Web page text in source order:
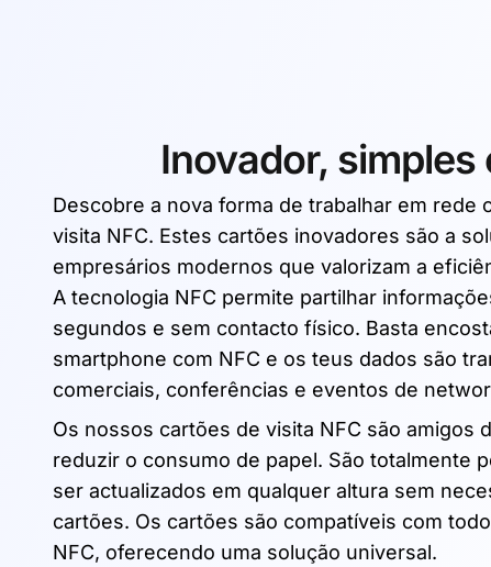
Inovador, simples
Descobre a nova forma de trabalhar em rede
visita NFC. Estes cartões inovadores são a
empresários modernos que valorizam a
A tecnologia NFC permite partilhar
segundos e sem contacto físico. Basta
smartphone com NFC e os teus dados são
comerciais, conferências e eventos de
Os nossos cartões de visita NFC são amigos
reduzir o consumo de papel. São totalmente
ser actualizados em qualquer altura sem
cartões. Os cartões são compatíveis com
NFC, oferecendo uma solução universal.